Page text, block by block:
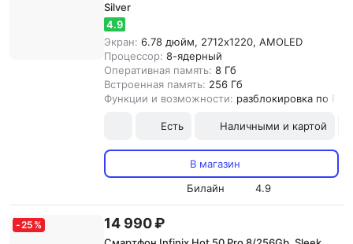
Silver
4.9
Экран: 6.78 дюйм, 2712x1220, AMOLED
Процессор: 8-ядерный
Оперативная память: 8 Гб
Встроенная память: 256 Гб
Функции и возможности: разблокировка по
Есть Наличными и картой
В магазин
Билайн
4.9
-25 % 14 990 ₽